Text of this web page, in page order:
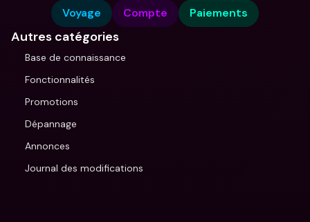
Voyage Compte Paiements
Autres catégories
Base de connaissance
Fonctionnalités
Promotions
Dépannage
Annonces
Journal des modifications